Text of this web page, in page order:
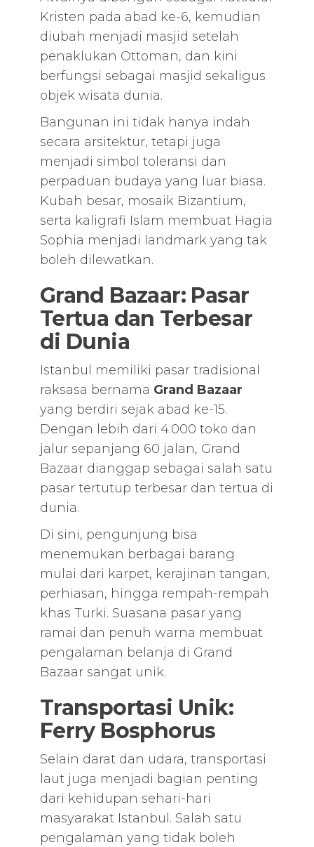
Kristen pada abad ke-6, kemudian
diubah menjadi masjid setelah
penaklukan Ottoman, dan kini
berfungsi sebagai masjid sekaligus
objek wisata dunia.
Bangunan ini tidak hanya indah
secara arsitektur, tetapi juga
menjadi simbol toleransi dan
perpaduan budaya yang luar biasa.
Kubah besar, mosaik Bizantium,
serta kaligrafi Islam membuat Hagia
Sophia menjadi landmark yang tak
boleh dilewatkan.
Grand Bazaar: Pasar
Tertua dan Terbesar
di Dunia
Istanbul memiliki pasar tradisional
raksasa bernama Grand Bazaar
yang berdiri sejak abad ke-15.
Dengan lebih dari 4.000 toko dan
jalur sepanjang 60 jalan, Grand
Bazaar dianggap sebagai salah satu
pasar tertutup terbesar dan tertua di
dunia.
Di sini, pengunjung bisa
menemukan berbagai barang
mulai dari karpet, kerajinan tangan,
perhiasan, hingga rempah-rempah
khas Turki. Suasana pasar yang
ramai dan penuh warna membuat
pengalaman belanja di Grand
Bazaar sangat unik.
Transportasi Unik:
Ferry Bosphorus
Selain darat dan udara, transportasi
laut juga menjadi bagian penting
dari kehidupan sehari-hari
masyarakat Istanbul. Salah satu
pengalaman yang tidak boleh